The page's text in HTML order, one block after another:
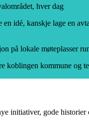
hver dag
idé, kanskje lage en
på lokale møteplasser
koblingen kommune og
initiativer, gode historier